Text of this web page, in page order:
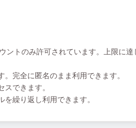
トのみ許可されています。上限に達
完全に匿名のまま利用できます。
できます。
繰り返し利用できます。